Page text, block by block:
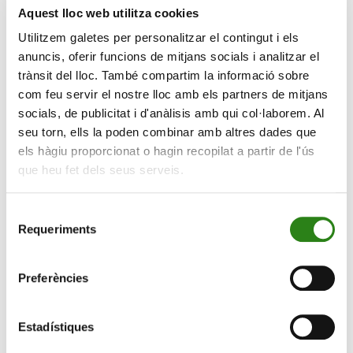
Aquest lloc web utilitza cookies
Utilitzem galetes per personalitzar el contingut i els
anuncis, oferir funcions de mitjans socials i analitzar el
trànsit del lloc. També compartim la informació sobre
com feu servir el nostre lloc amb els partners de mitjans
socials, de publicitat i d'anàlisis amb qui col·laborem. Al
seu torn, ells la poden combinar amb altres dades que
els hàgiu proporcionat o hagin recopilat a partir de l'ús
que heu fet dels seus serveis.
Requeriments
Preferències
Estadístiques
clients.
Gestors d’inversions alternatives
L’entorn complex en què es mouen els mercats des de
fa uns anys empeny els inversors a buscar altres
classes d’actius per diversificar les seves carteres
d’inversió, i les entitats amplien la seva oferta de
productes i serveis com un dels elements per
diferenciar-se. D’aquí sorgeix la necessitat de comptar
qual cosa permet oferir productes innovadors. Per
rebre un assessorament de qualitat, tenint en compte
que s’assumeixen una sèrie de riscos que podrien no
Analistes del big data